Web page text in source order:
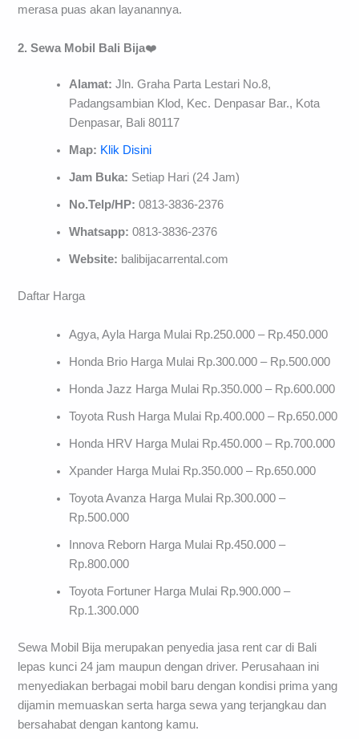
merasa puas akan layanannya.
2. Sewa Mobil Bali Bija❤️
Alamat: Jln. Graha Parta Lestari No.8,
Padangsambian Klod, Kec. Denpasar Bar., Kota
Denpasar, Bali 80117
Map: Klik Disini
Jam Buka: Setiap Hari (24 Jam)
No.Telp/HP: 0813-3836-2376
Whatsapp:0813-3836-2376
Website: balibijacarrental.com
Daftar Harga
Agya, Ayla Harga Mulai Rp.250.000 – Rp.450.000
Honda Brio Harga Mulai Rp.300.000 – Rp.500.000
Honda Jazz Harga Mulai Rp.350.000 – Rp.600.000
Toyota Rush Harga Mulai Rp.400.000 – Rp.650.000
Honda HRV Harga Mulai Rp.450.000 – Rp.700.000
Xpander Harga Mulai Rp.350.000 – Rp.650.000
Toyota Avanza Harga Mulai Rp.300.000 –
Rp.500.000
Innova Reborn Harga Mulai Rp.450.000 –
Rp.800.000
Toyota Fortuner Harga Mulai Rp.900.000 –
Rp.1.300.000
Sewa Mobil Bija merupakan penyedia jasa rent car di Bali
lepas kunci 24 jam maupun dengan driver. Perusahaan ini
menyediakan berbagai mobil baru dengan kondisi prima yang
dijamin memuaskan serta harga sewa yang terjangkau dan
bersahabat dengan kantong kamu.